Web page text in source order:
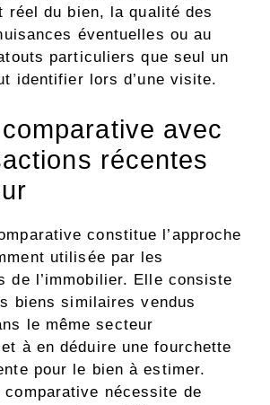
réel du bien, la qualité des
éventuelles ou au
particuliers que seul un
identifier lors d’une visite.
avec
récentes
constitue l’approche
utilisée par les
de l’immobilier. Elle consiste
biens similaires vendus
le même secteur
à en déduire une fourchette
pour le bien à estimer.
comparative nécessite de